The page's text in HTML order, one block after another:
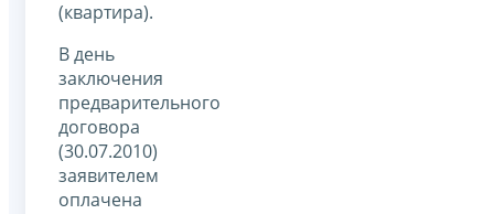
(квартира).
В день
заключения
предварительного
договора
(30.07.2010)
заявителем
оплачена